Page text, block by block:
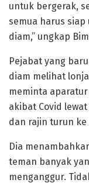
untuk bergerak,
semua harus
diam,” ungkap
Pejabat yang
diam melihat
meminta
akibat Covid
dan rajin turun ke
Dia
teman banyak
menganggur.